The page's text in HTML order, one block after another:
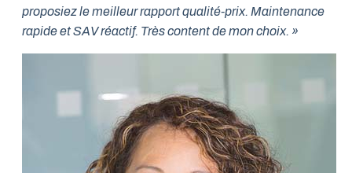
proposiez le meilleur rapport qualité-prix. Maintenance
rapide et SAV réactif. Très content de mon choix. »